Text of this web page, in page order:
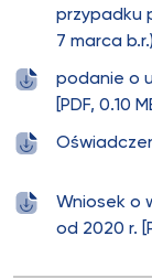
przypadku
7 marca
podanie o
[PDF, 0.10
Wniosek o
od 2020 r.